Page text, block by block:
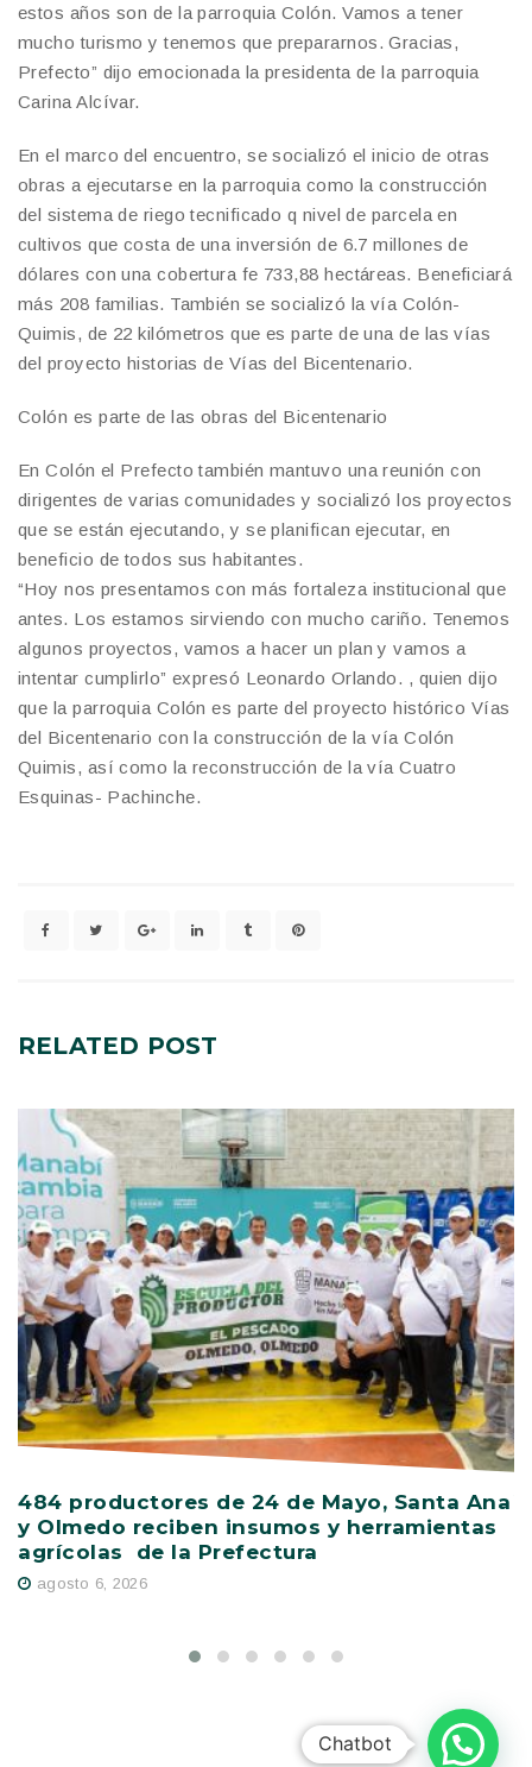
estos años son de la parroquia Colón. Vamos a tener
mucho turismo y tenemos que prepararnos. Gracias,
Prefecto” dijo emocionada la presidenta de la parroquia
Carina Alcívar.
En el marco del encuentro, se socializó el inicio de otras
obras a ejecutarse en la parroquia como la construcción
del sistema de riego tecnificado q nivel de parcela en
cultivos que costa de una inversión de 6.7 millones de
dólares con una cobertura fe 733,88 hectáreas. Beneficiará
más 208 familias. También se socializó la vía Colón-
Quimis, de 22 kilómetros que es parte de una de las vías
del proyecto historias de Vías del Bicentenario.
Colón es parte de las obras del Bicentenario
En Colón el Prefecto también mantuvo una reunión con
dirigentes de varias comunidades y socializó los proyectos
que se están ejecutando, y se planifican ejecutar, en
beneficio de todos sus habitantes.
“Hoy nos presentamos con más fortaleza institucional que
antes. Los estamos sirviendo con mucho cariño. Tenemos
algunos proyectos, vamos a hacer un plan y vamos a
intentar cumplirlo” expresó Leonardo Orlando. , quien dijo
que la parroquia Colón es parte del proyecto histórico Vías
del Bicentenario con la construcción de la vía Colón
Quimis, así como la reconstrucción de la vía Cuatro
Esquinas- Pachinche.
RELATED POST
484 productores de 24 de Mayo, Santa Ana
y Olmedo reciben insumos y herramientas
agrícolas de la Prefectura
agosto 6, 2026
Chatbot